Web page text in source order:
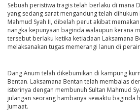
Sebuah peristiwa tragis telah berlaku di mana
yang sedang sarat mengandung telah dihukum
Mahmud Syah II, dibelah perut akibat
nangka kepunyaan baginda walaupun kerana
tersebut berlaku ketika ketiadaan Laksamana
melaksanakan tugas memerangi lanun di
Dang Anum telah dikebumikan di kampung
Bentan. Laksamana Bentan telah membalas
isterinya dengan membunuh Sultan Mahmud
julangan seorang hambanya sewaktu baginda
Jumaat.